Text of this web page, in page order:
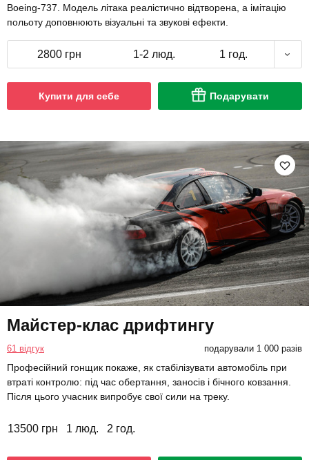
Boeing-737. Модель літака реалістично відтворена, а імітацію
польоту доповнюють візуальні та звукові ефекти.
2800 грн 1-2 люд. 1 год.
Купити для себе Подарувати
Майстер-клас дрифтингу
61 відгук подарували 1 000 разів
Професійний гонщик покаже, як стабілізувати автомобіль при
втраті контролю: під час обертання, заносів і бічного ковзання.
Після цього учасник випробує свої сили на треку.
13500 грн 1 люд. 2 год.